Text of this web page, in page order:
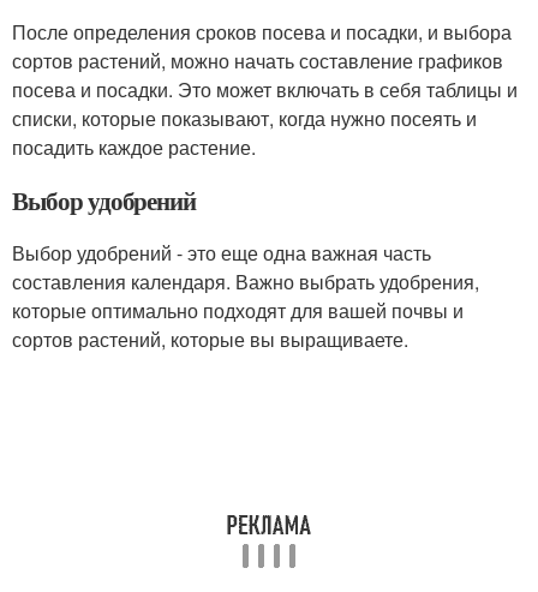
После определения сроков посева и посадки, и выбора
сортов растений, можно начать составление графиков
посева и посадки. Это может включать в себя таблицы и
списки, которые показывают, когда нужно посеять и
посадить каждое растение.
Выбор удобрений
Выбор удобрений - это еще одна важная часть
составления календаря. Важно выбрать удобрения,
которые оптимально подходят для вашей почвы и
сортов растений, которые вы выращиваете.